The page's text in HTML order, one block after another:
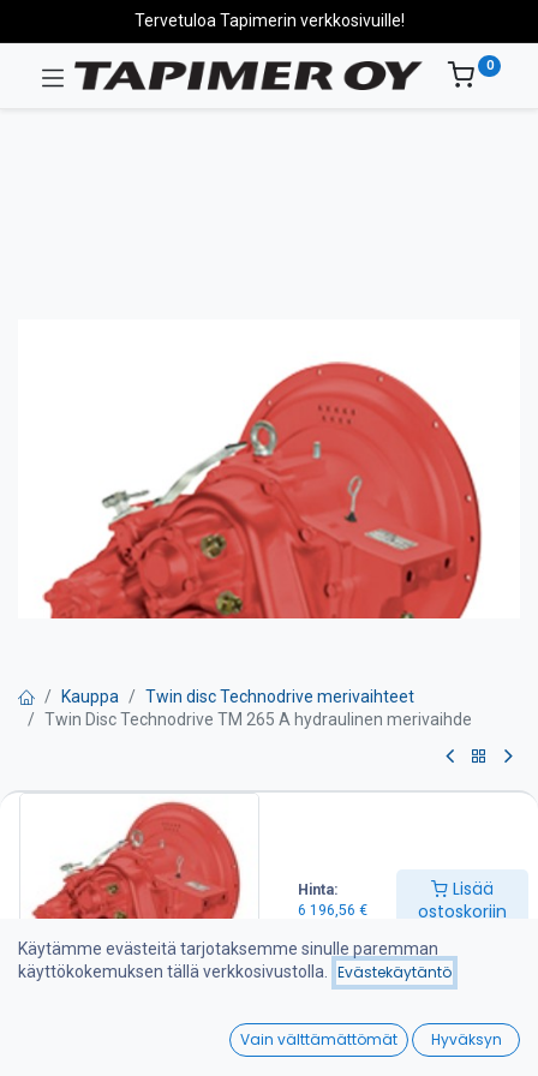
Hinta:
6 196,56 €
Lisää
ostoskoriin
Wishlist
Tervetuloa Tapimerin verkkosivuille!
0
Kauppa
Twin disc Technodrive merivaihteet
Twin Disc Technodrive TM 265 A hydraulinen merivaihde
Twin Disc Technodrive TM 265 A
hydraulinen merivaihde
Hydraulinen merivaihde Twin Disc Technodrive TM 265 A
-välityssuhde 1.44:1 tai 2.09:1 tai 2.30:1
-Max tehonkesto 417 hp / 2800 rpm
-akselipudotus 176 mm
TWIN DISC Technodrive merivaihteet valmistetaan amerikkalaisen
Käytämme evästeitä tarjotaksemme sinulle paremman
käyttökokemuksen tällä verkkosivustolla.
Evästekäytäntö
Vain välttämättömät Hyväksyn